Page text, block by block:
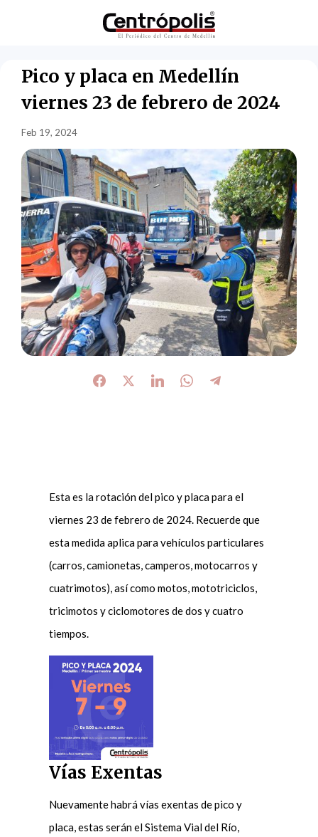
Pico y placa en Medellín
viernes 23 de febrero de 2024
Feb 19, 2024
Esta es la rotación del pico y placa para el
viernes 23 de febrero de 2024. Recuerde que
esta medida aplica para vehículos particulares
(carros, camionetas, camperos, motocarros y
cuatrimotos), así como motos, mototriciclos,
tricimotos y ciclomotores de dos y cuatro
tiempos.
Vías Exentas
Nuevamente habrá vías exentas de pico y
placa, estas serán el Sistema Vial del Río,